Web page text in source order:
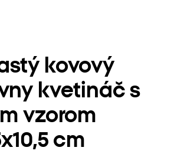
kovový
kvetináč s
vzorom
cm